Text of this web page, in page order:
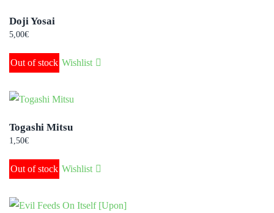
Doji Yosai
5,00€
Out of stock Wishlist
Togashi Mitsu
1,50€
Out of stock Wishlist